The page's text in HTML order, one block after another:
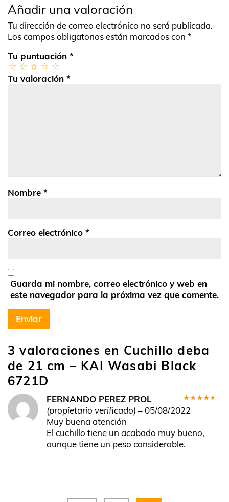
3 valoraciones en Cuchillo deba
de 21 cm – KAI Wasabi Black
6721D
Valorado
en
FERNANDO PEREZ PROL
(propietario verificado) –05/08/2022
Muy buena atención
El cuchillo tiene un acabado muy bueno,
aunque tiene un peso considerable.
Añadir una valoración
Tu dirección de correo electrónico no será publicada.
Los campos obligatorios están marcados con *
Tu puntuación *
Tu valoración *
Nombre *
Correo electrónico *
Guarda mi nombre, correo electrónico y web en
este navegador para la próxima vez que comente.